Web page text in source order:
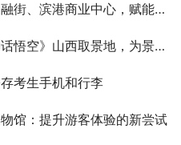
港商业中心，赋能商圈服务升级
西取景地，为景区提供便捷寄存
考生手机和行李
馆：提升游客体验的新尝试